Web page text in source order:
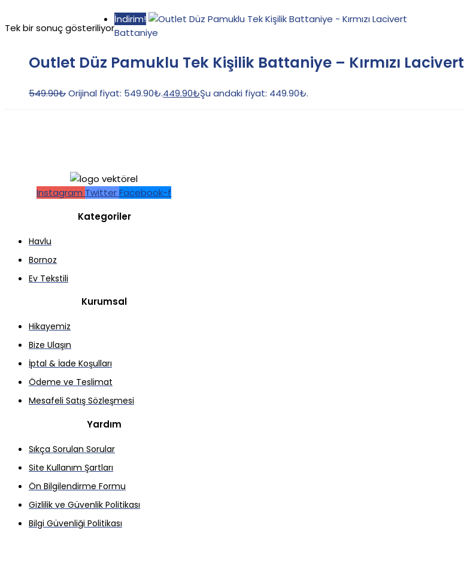
Tek bir sonuç gösteriliyor
İndirim!
Battaniye
Outlet Düz Pamuklu Tek Kişilik Battaniye – Kırmızı Lacivert
549.90₺Orijinal fiyat: 549.90₺.449.90₺Şu andaki fiyat: 449.90₺.
Instagram Twitter Facebook-f
Kategoriler
Havlu
Bornoz
Ev Tekstili
Kurumsal
Hikayemiz
Bize Ulaşın
İptal & İade Koşulları
Ödeme ve Teslimat
Mesafeli Satış Sözleşmesi
Yardım
Sıkça Sorulan Sorular
Site Kullanım Şartları
Ön Bilgilendirme Formu
Gizlilik ve Güvenlik Politikası
Bilgi Güvenliği Politikası